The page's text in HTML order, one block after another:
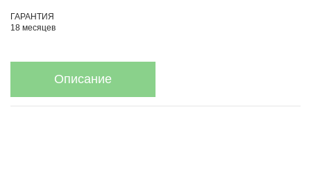
ГАРАНТИЯ
18 месяцев
Описание